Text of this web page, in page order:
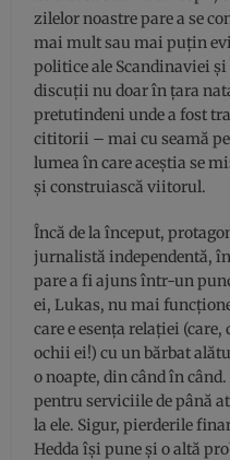
zilelor noastre pare a se
mai mult sau mai puțin
politice ale Scandinaviei
discuții nu doar în țara
pretutindeni unde a fost
cititorii – mai cu seamă
lumea în care aceștia se
și construiască viitorul.
Încă de la început,
jurnalistă independentă,
pare a fi ajuns într-un
ei, Lukas, nu mai
care e esența relației
ochii ei!) cu un bărbat
o noapte, din când în
pentru serviciile de până
la ele. Sigur, pierderile
Hedda își pune și o altă